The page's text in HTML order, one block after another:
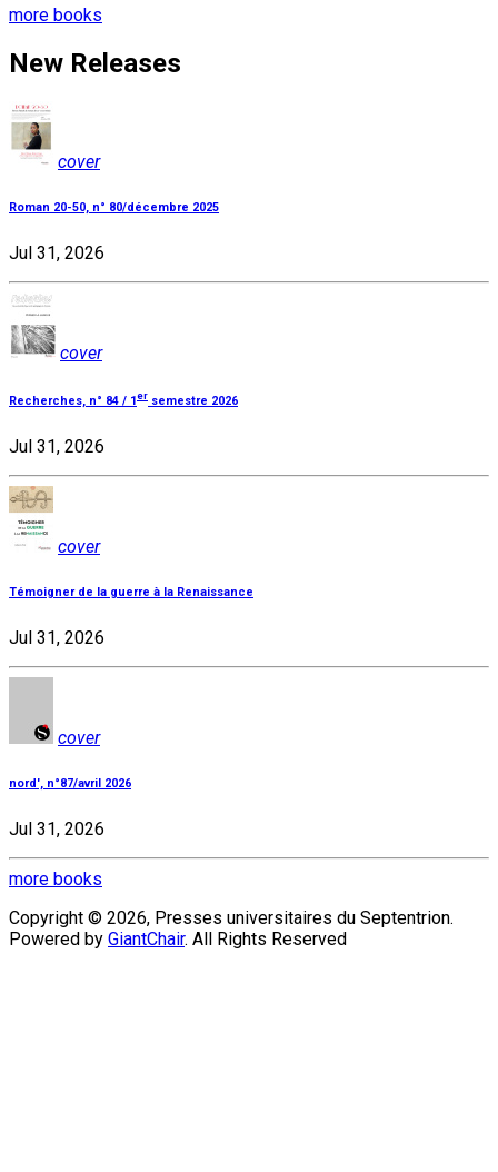
more books
New Releases
cover
Roman 20-50, n° 80/décembre 2025
Jul 31, 2026
cover
Recherches, n° 84 / 1 er semestre 2026
Jul 31, 2026
cover
Témoigner de la guerre à la Renaissance
Jul 31, 2026
cover
nord', n°87/avril 2026
Jul 31, 2026
more books
Copyright © 2026, Presses universitaires du Septentrion.
Powered by GiantChair. All Rights Reserved